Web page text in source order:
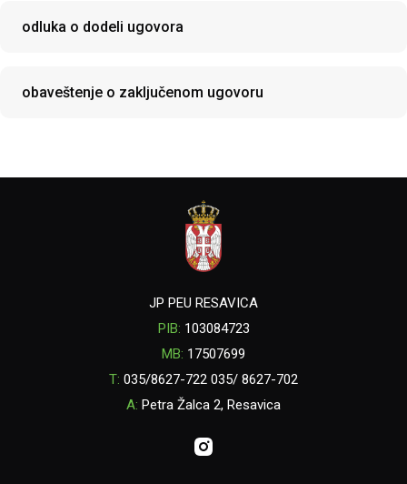
odluka o dodeli ugovora
obaveštenje o zaključenom ugovoru
JP PEU RESAVICA
PIB: 103084723
MB: 17507699
T: 035/8627-722 035/ 8627-702
A: Petra Žalca 2, Resavica